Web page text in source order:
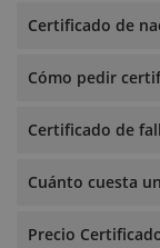
Certificado de
Cómo pedir
Certificado de
Cuánto cuesta
Precio